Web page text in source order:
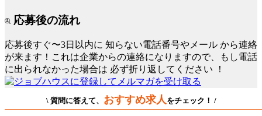
応募後の流れ
応募後すぐ〜3日以内に 知らない電話番号やメール から連絡
が来ます！これは企業からの連絡になりますので、もし電話
に出られなかった場合は 必ず折り返してください ！
\ 質問に答えて、 おすすめ求人 をチェック！ /